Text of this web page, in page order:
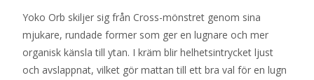
Yoko Orb skiljer sig från Cross-mönstret genom sina
mjukare, rundade former som ger en lugnare och mer
organisk känsla till ytan. I kräm blir helhetsintrycket ljust
och avslappnat, vilket gör mattan till ett bra val för en lugn